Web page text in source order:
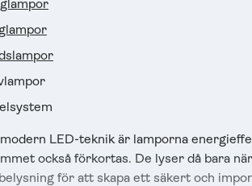
LED-teknik är lamporna
också förkortas. De lyser då bara
för att skapa ett säkert och